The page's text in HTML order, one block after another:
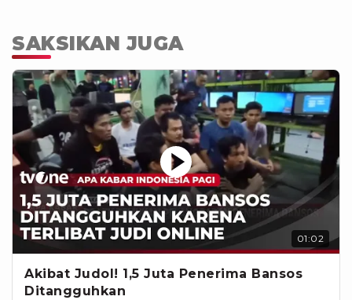
SAKSIKAN JUGA
01:02
Akibat Judol! 1,5 Juta Penerima Bansos
Ditangguhkan